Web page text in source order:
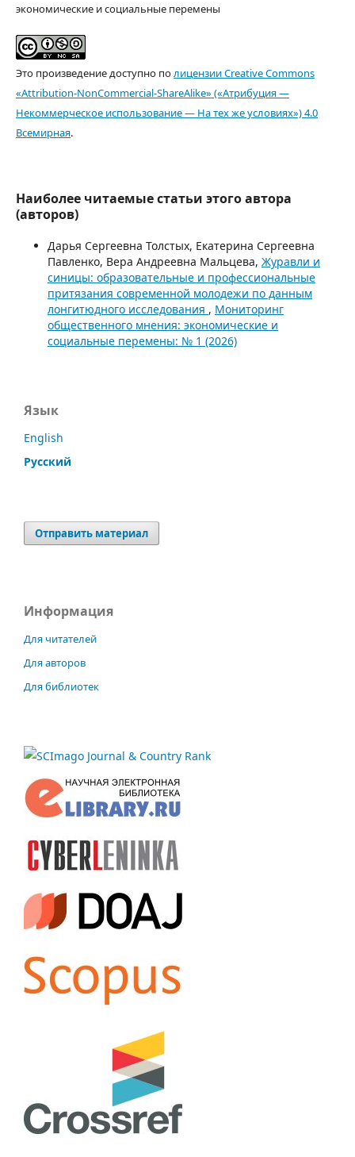
экономические и социальные перемены
Это произведение доступно по лицензии Creative Commons
«Attribution-NonCommercial-ShareAlike» («Атрибуция —
Некоммерческое использование — На тех же условиях») 4.0
Всемирная.
Наиболее читаемые статьи этого автора
(авторов)
Дарья Сергеевна Толстых, Екатерина Сергеевна
Павленко, Вера Андреевна Мальцева, Журавли и
синицы: образовательные и профессиональные
притязания современной молодежи по данным
лонгитюдного исследования , Мониторинг
общественного мнения: экономические и
социальные перемены: № 1 (2026)
Язык
English
Русский
Отправить материал
Информация
Для читателей
Для авторов
Для библиотек